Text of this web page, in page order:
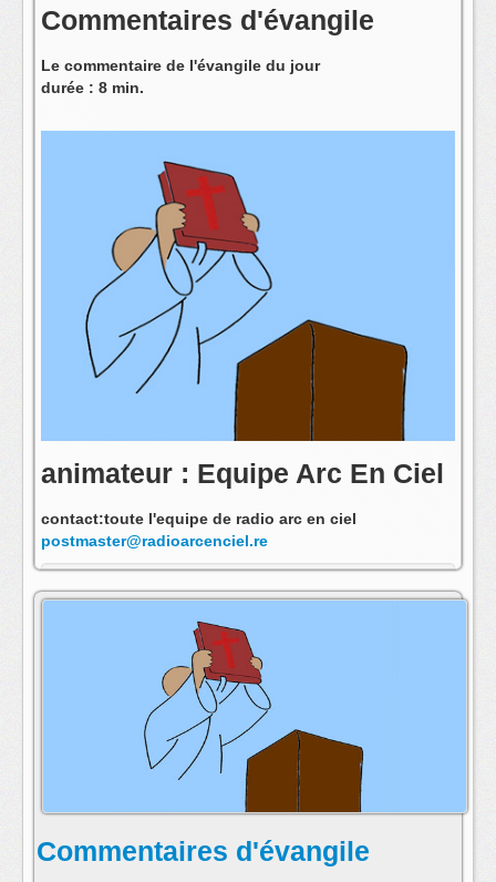
Commentaires d'évangile
Le commentaire de l'évangile du jour
durée : 8 min.
animateur : Equipe Arc En Ciel
contact:toute l'equipe de radio arc en ciel
postmaster@radioarcenciel.re
s'abonner au fil rss de cette emission:
Commentaires d'évangile